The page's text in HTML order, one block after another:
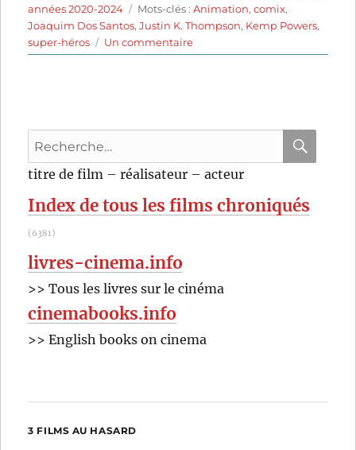
le
années 2020-2024
Étiquettes
Mots-clés :Animation,comix,
Joaquim Dos Santos,Justin K. Thompson, Kemp Powers,
super-héros
Un commentairesur
Spider-
de
Dos
Justin
Recherche
pour
titre de film – réalisateur – acteur
Index de tous les films chroniqués
(6381)
livres-cinema.info
>> Tous les livres sur le cinéma
cinemabooks.info
>> English books on cinema
3 FILMS AU HASARD